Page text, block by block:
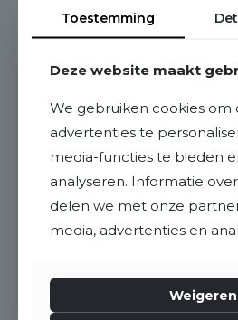
Wij zijn zeer tevreden over
is deskundig en neemt
Hij kon zich goed inleven in
zeer vriendelijk. Kortom
eind, van onze zoektocht
Toestemming
Deze website maakt
We gebruiken cookies om
advertenties te
media-functies te bieden
analyseren. Informatie
delen we met onze
media, advertenties en
Weigeren